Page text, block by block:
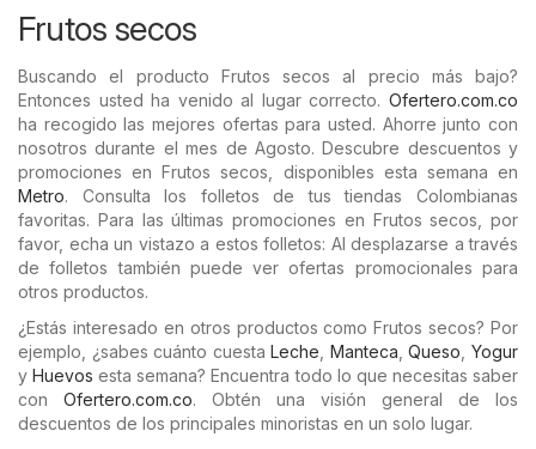
Frutos secos
Buscando el producto Frutos secos al precio más bajo?
Entonces usted ha venido al lugar correcto. Ofertero.com.co
ha recogido las mejores ofertas para usted. Ahorre junto con
nosotros durante el mes de Agosto. Descubre descuentos y
promociones en Frutos secos, disponibles esta semana en
Metro. Consulta los folletos de tus tiendas Colombianas
favoritas. Para las últimas promociones en Frutos secos, por
favor, echa un vistazo a estos folletos: Al desplazarse a través
de folletos también puede ver ofertas promocionales para
otros productos.
¿Estás interesado en otros productos como Frutos secos? Por
ejemplo, ¿sabes cuánto cuestaLeche Manteca ,Queso ,Yogur
yHuevos esta semana? Encuentra todo lo que necesitas saber
con Ofertero.com.co. Obtén una visión general de los
descuentos de los principales minoristas en un solo lugar.